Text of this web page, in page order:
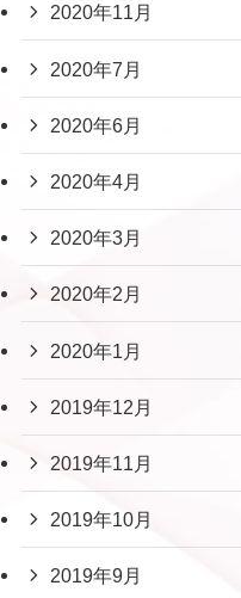
2020年11月
2020年7月
2020年6月
2020年4月
2020年3月
2020年2月
2020年1月
2019年12月
2019年11月
2019年10月
2019年9月